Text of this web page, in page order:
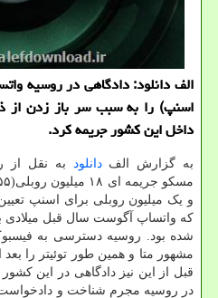
الف دانلود: دادگاهی در روسیه
اسنپ) را به سبب سر باز زدن از
داخل این کشور جریمه کرد.
به گزارش الفدانلود
به نقل از
و یک میلیون روبلی برای اسنپ
که واتساپ آگوست سال قبل میلادی
شده بود. روسیه دسترسی به
مشهور متا و همین طور توئیتر را
قبل از این نیز دادگاهی در این
در روسیه مجرم شناخت و